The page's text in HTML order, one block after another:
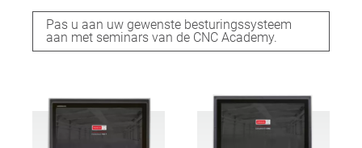
Pas u aan uw gewenste besturingssysteem
aan met seminars van de CNC Academy.